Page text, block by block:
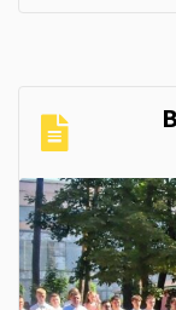
навчальних
ефективність
колективу,
роботи.